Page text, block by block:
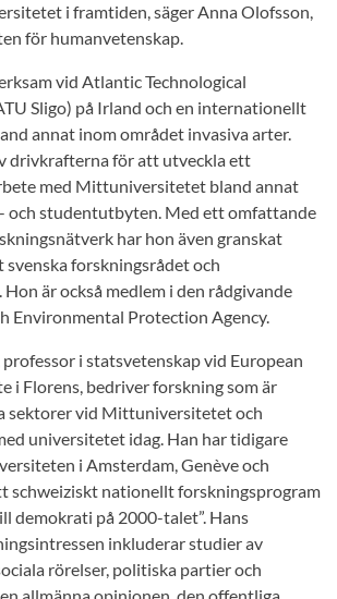
i framtiden, säger Anna Olofsson,
för humanvetenskap.
vid Atlantic Technological
Sligo) på Irland och en internationellt
annat inom området invasiva arter.
drivkrafterna för att utveckla ett
med Mittuniversitetet bland annat
och studentutbyten. Med ett omfattande
har hon även granskat
svenska forskningsrådet och
är också medlem i den rådgivande
Environmental Protection Agency.
professor i statsvetenskap vid European
i Florens, bedriver forskning som är
sektorer vid Mittuniversitetet och
universitetet idag. Han har tidigare
i Amsterdam, Genève och
schweiziskt nationellt forskningsprogram
demokrati på 2000-talet”. Hans
inkluderar studier av
rörelser, politiska partier och